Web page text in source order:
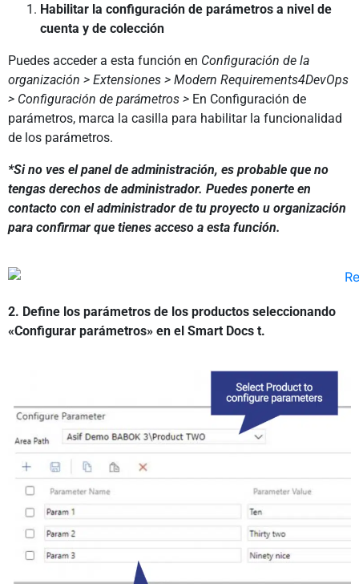
Habilitar la configuración de parámetros a nivel de
cuenta y de colección
Puedes acceder a esta función en Configuración de la
organización > Extensiones > Modern Requirements4DevOps
> Configuración de parámetros > En Configuración de
parámetros, marca la casilla para habilitar la funcionalidad
de los parámetros.
*Si no ves el panel de administración, es probable que no
tengas derechos de administrador. Puedes ponerte en
contacto con el administrador de tu proyecto u organización
para confirmar que tienes acceso a esta función.
2. Define los parámetros de los productos seleccionando
«Configurar parámetros» en el Smart Docs t.